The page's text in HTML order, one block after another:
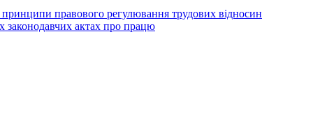
принципи правового регулювання трудових відносин
законодавчих актах про працю